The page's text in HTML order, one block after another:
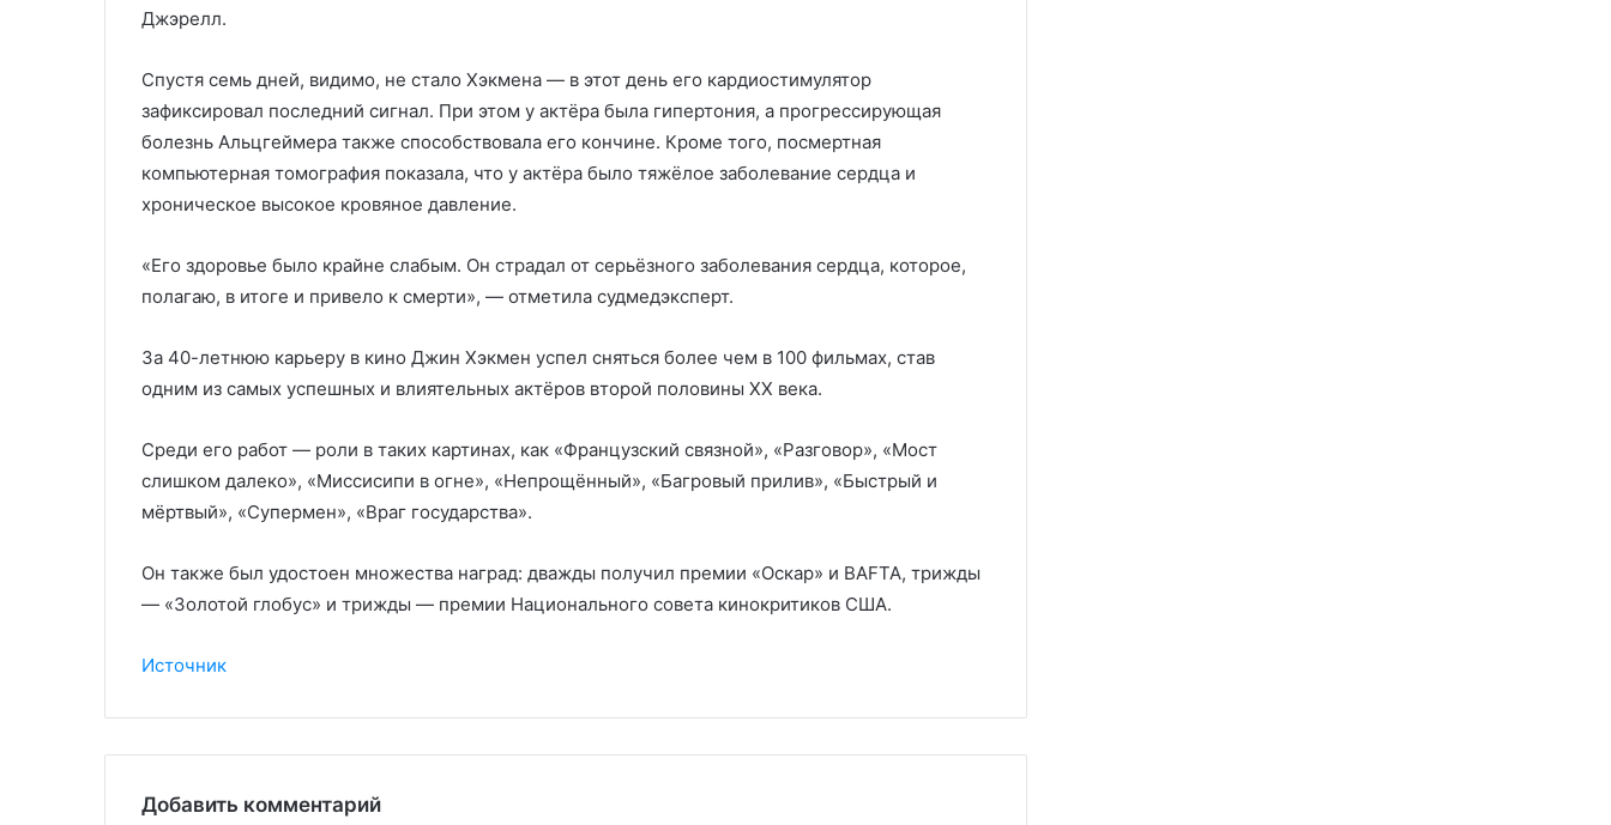
Джэрелл.
Спустя семь дней, видимо, не стало Хэкмена — в этот день его кардиостимулятор
зафиксировал последний сигнал. При этом у актёра была гипертония, а прогрессирующая
болезнь Альцгеймера также способствовала его кончине. Кроме того, посмертная
компьютерная томография показала, что у актёра было тяжёлое заболевание сердца и
хроническое высокое кровяное давление.
«Его здоровье было крайне слабым. Он страдал от серьёзного заболевания сердца, которое,
полагаю, в итоге и привело к смерти», — отметила судмедэксперт.
За 40-летнюю карьеру в кино Джин Хэкмен успел сняться более чем в 100 фильмах, став
одним из самых успешных и влиятельных актёров второй половины XX века.
Среди его работ — роли в таких картинах, как «Французский связной», «Разговор», «Мост
слишком далеко», «Миссисипи в огне», «Непрощённый», «Багровый прилив», «Быстрый и
мёртвый», «Супермен», «Враг государства».
Он также был удостоен множества наград: дважды получил премии «Оскар» и BAFTA, трижды
— «Золотой глобус» и трижды — премии Национального совета кинокритиков США.
Источник
Добавить комментарий